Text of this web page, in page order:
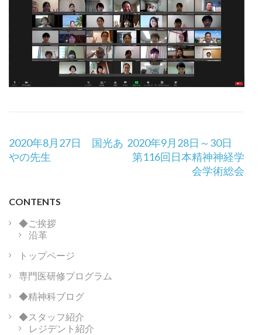
投
稿
ゲ
ー
シ
ョ
ン
2020年8月27日 国光あ
やの先生
2020年9月28日～30日
第116回日本精神神経学
会学術総会
CONTENTS
◆ご挨拶
沿革
トップページ
専門医研修プログラム
◆精神科ブログ
◆スタッフ紹介
レジデント紹介